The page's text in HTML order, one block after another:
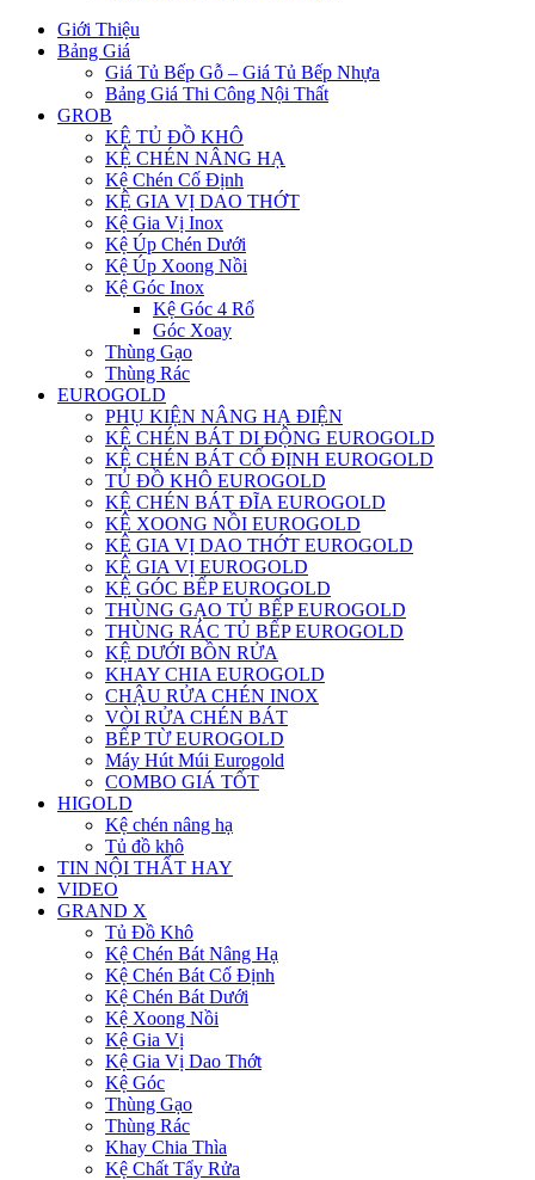
Giới Thiệu
Bảng Giá
Giá Tủ Bếp Gỗ – Giá Tủ Bếp Nhựa
Bảng Giá Thi Công Nội Thất
GROB
KỆ TỦ ĐỒ KHÔ
KỆ CHÉN NÂNG HẠ
Kệ Chén Cố Định
KỆ GIA VỊ DAO THỚT
Kệ Gia Vị Inox
Kệ Úp Chén Dưới
Kệ Úp Xoong Nồi
Kệ Góc Inox
Kệ Góc 4 Rổ
Góc Xoay
Thùng Gạo
Thùng Rác
EUROGOLD
PHỤ KIỆN NÂNG HẠ ĐIỆN
KỆ CHÉN BÁT DI ĐỘNG EUROGOLD
KỆ CHÉN BÁT CỐ ĐỊNH EUROGOLD
TỦ ĐỒ KHÔ EUROGOLD
KỆ CHÉN BÁT ĐĨA EUROGOLD
KỆ XOONG NỒI EUROGOLD
KỆ GIA VỊ DAO THỚT EUROGOLD
KỆ GIA VỊ EUROGOLD
KỆ GÓC BẾP EUROGOLD
THÙNG GẠO TỦ BẾP EUROGOLD
THÙNG RÁC TỦ BẾP EUROGOLD
KỆ DƯỚI BỒN RỬA
KHAY CHIA EUROGOLD
CHẬU RỬA CHÉN INOX
VÒI RỬA CHÉN BÁT
BẾP TỪ EUROGOLD
Máy Hút Múi Eurogold
COMBO GIÁ TỐT
HIGOLD
Kệ chén nâng hạ
Tủ đồ khô
TIN NỘI THẤT HAY
VIDEO
GRAND X
Tủ Đồ Khô
Kệ Chén Bát Nâng Hạ
Kệ Chén Bát Cố Định
Kệ Chén Bát Dưới
Kệ Xoong Nồi
Kệ Gia Vị
Kệ Gia Vị Dao Thớt
Kệ Góc
Thùng Gạo
Thùng Rác
Khay Chia Thìa
Kệ Chất Tẩy Rửa